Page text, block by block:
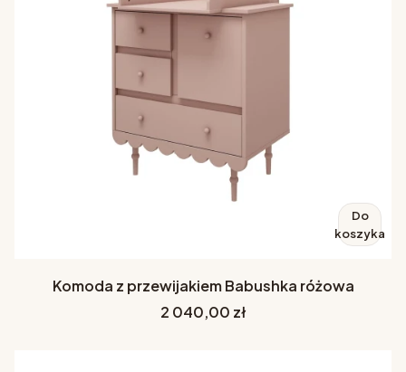
Do
koszyka
Komoda z przewijakiem Babushka różowa
Cena
2 040,00 zł